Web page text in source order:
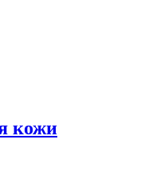
кожи